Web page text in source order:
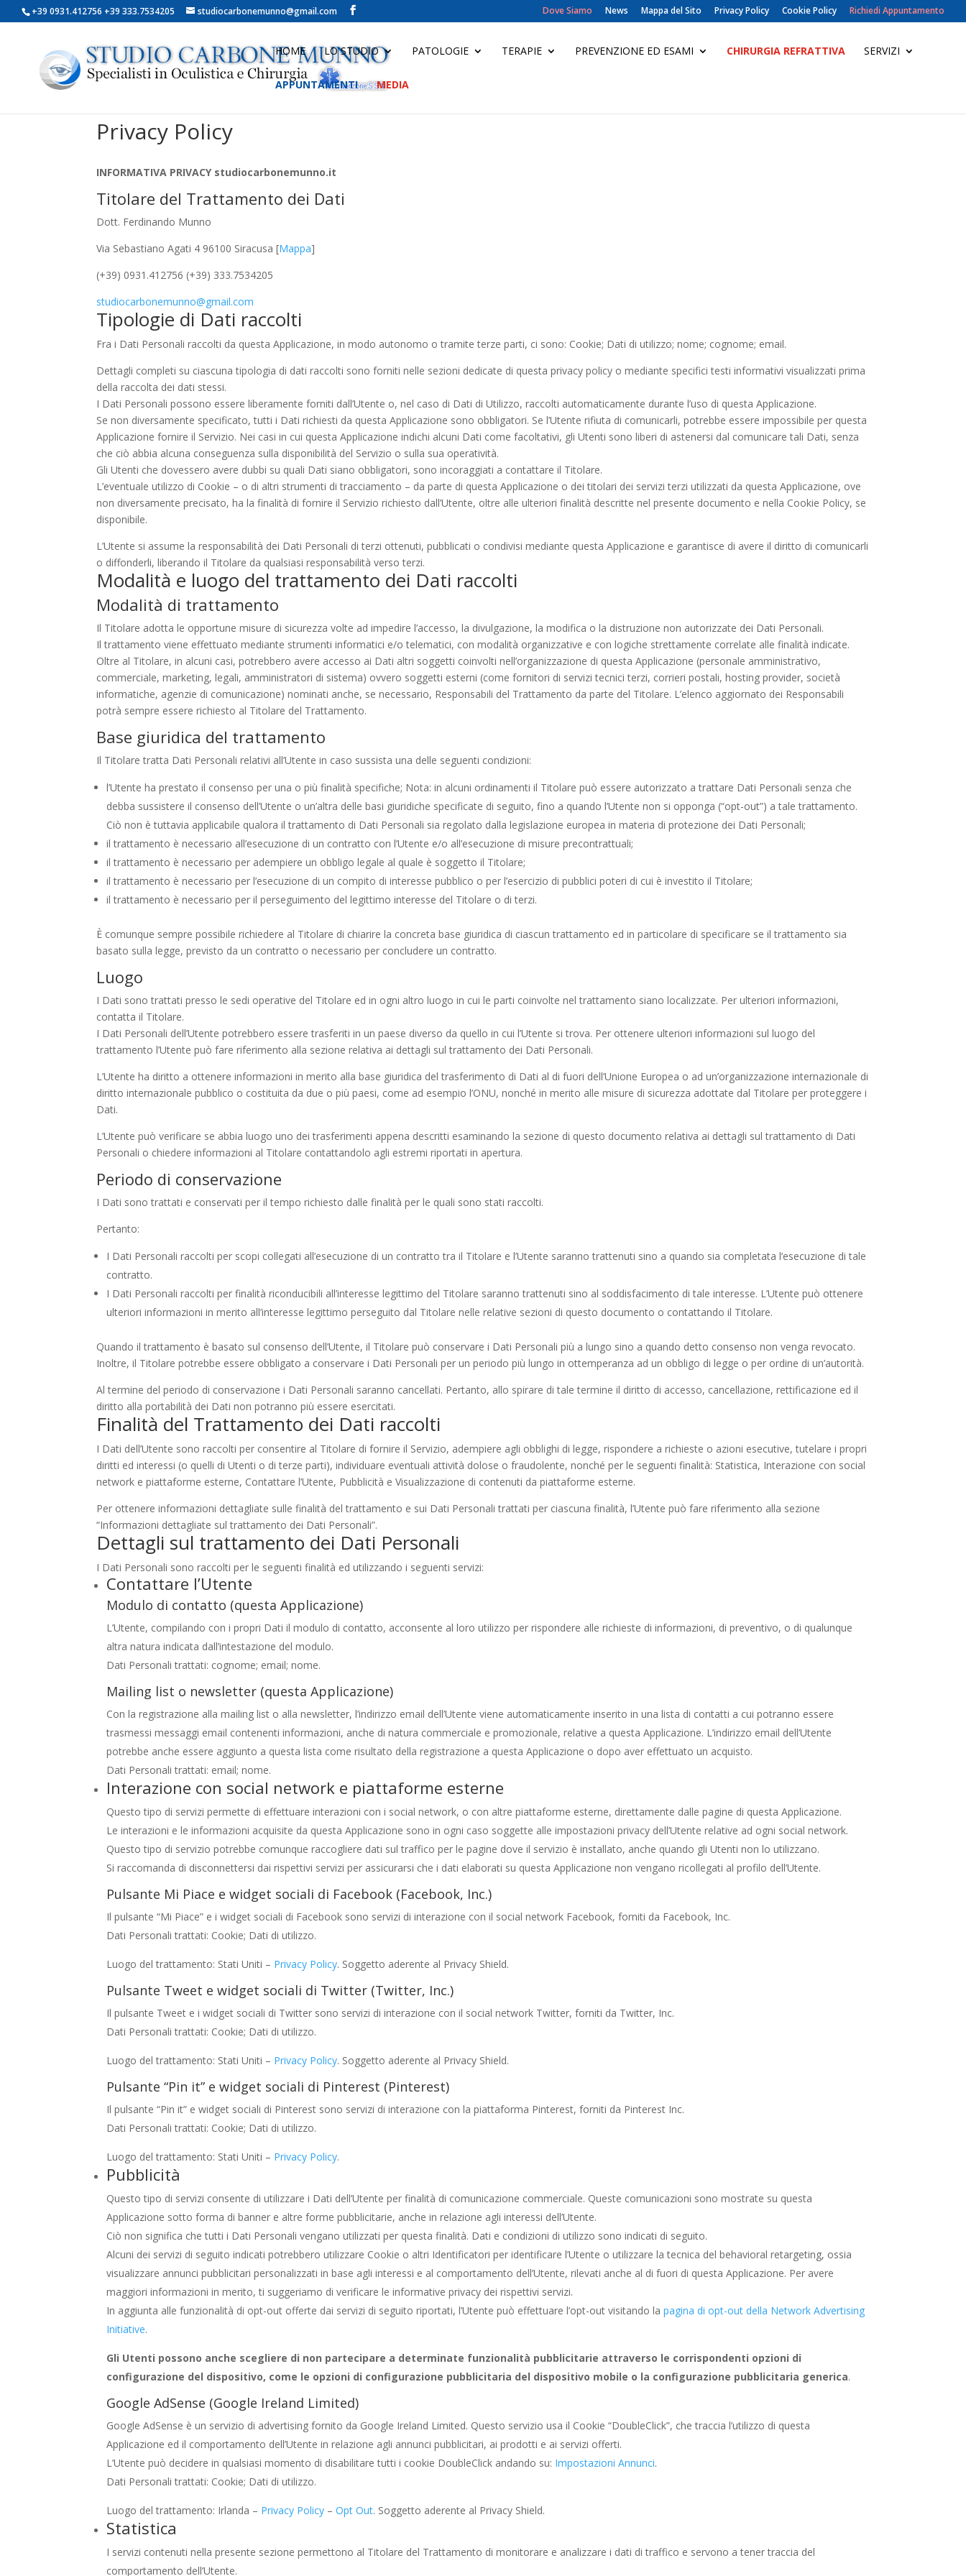
+39 0931.412756 +39 333.7534205 studiocarbonemunno@gmail.com Dove Siamo News Mappa del Sito Privacy Policy Cookie Policy Richiedi Appuntamento
HOME LO STUDIO PATOLOGIE TERAPIE PREVENZIONE ED ESAMI CHIRURGIA REFRATTIVA SERVIZI
APPUNTAMENTI MEDIA
Privacy Policy
INFORMATIVA PRIVACY studiocarbonemunno.it
Titolare del Trattamento dei Dati
Dott. Ferdinando Munno
Via Sebastiano Agati 4 96100 Siracusa [Mappa]
(+39) 0931.412756 (+39) 333.7534205
studiocarbonemunno@gmail.com
Tipologie di Dati raccolti
Fra i Dati Personali raccolti da questa Applicazione, in modo autonomo o tramite terze parti, ci sono: Cookie; Dati di utilizzo; nome; cognome; email.
Dettagli completi su ciascuna tipologia di dati raccolti sono forniti nelle sezioni dedicate di questa privacy policy o mediante specifici testi informativi visualizzati prima
della raccolta dei dati stessi.
I Dati Personali possono essere liberamente forniti dall’Utente o, nel caso di Dati di Utilizzo, raccolti automaticamente durante l’uso di questa Applicazione.
Se non diversamente specificato, tutti i Dati richiesti da questa Applicazione sono obbligatori. Se l’Utente rifiuta di comunicarli, potrebbe essere impossibile per questa
Applicazione fornire il Servizio. Nei casi in cui questa Applicazione indichi alcuni Dati come facoltativi, gli Utenti sono liberi di astenersi dal comunicare tali Dati, senza
che ciò abbia alcuna conseguenza sulla disponibilità del Servizio o sulla sua operatività.
Gli Utenti che dovessero avere dubbi su quali Dati siano obbligatori, sono incoraggiati a contattare il Titolare.
L’eventuale utilizzo di Cookie – o di altri strumenti di tracciamento – da parte di questa Applicazione o dei titolari dei servizi terzi utilizzati da questa Applicazione, ove
non diversamente precisato, ha la finalità di fornire il Servizio richiesto dall’Utente, oltre alle ulteriori finalità descritte nel presente documento e nella Cookie Policy, se
disponibile.
L’Utente si assume la responsabilità dei Dati Personali di terzi ottenuti, pubblicati o condivisi mediante questa Applicazione e garantisce di avere il diritto di comunicarli
o diffonderli, liberando il Titolare da qualsiasi responsabilità verso terzi.
Modalità e luogo del trattamento dei Dati raccolti
Modalità di trattamento
Il Titolare adotta le opportune misure di sicurezza volte ad impedire l’accesso, la divulgazione, la modifica o la distruzione non autorizzate dei Dati Personali.
Il trattamento viene effettuato mediante strumenti informatici e/o telematici, con modalità organizzative e con logiche strettamente correlate alle finalità indicate.
Oltre al Titolare, in alcuni casi, potrebbero avere accesso ai Dati altri soggetti coinvolti nell’organizzazione di questa Applicazione (personale amministrativo,
commerciale, marketing, legali, amministratori di sistema) ovvero soggetti esterni (come fornitori di servizi tecnici terzi, corrieri postali, hosting provider, società
informatiche, agenzie di comunicazione) nominati anche, se necessario, Responsabili del Trattamento da parte del Titolare. L’elenco aggiornato dei Responsabili
potrà sempre essere richiesto al Titolare del Trattamento.
Base giuridica del trattamento
Il Titolare tratta Dati Personali relativi all’Utente in caso sussista una delle seguenti condizioni:
l’Utente ha prestato il consenso per una o più finalità specifiche; Nota: in alcuni ordinamenti il Titolare può essere autorizzato a trattare Dati Personali senza che
debba sussistere il consenso dell’Utente o un’altra delle basi giuridiche specificate di seguito, fino a quando l’Utente non si opponga (“opt-out”) a tale trattamento.
Ciò non è tuttavia applicabile qualora il trattamento di Dati Personali sia regolato dalla legislazione europea in materia di protezione dei Dati Personali;
il trattamento è necessario all’esecuzione di un contratto con l’Utente e/o all’esecuzione di misure precontrattuali;
il trattamento è necessario per adempiere un obbligo legale al quale è soggetto il Titolare;
il trattamento è necessario per l’esecuzione di un compito di interesse pubblico o per l’esercizio di pubblici poteri di cui è investito il Titolare;
il trattamento è necessario per il perseguimento del legittimo interesse del Titolare o di terzi.
È comunque sempre possibile richiedere al Titolare di chiarire la concreta base giuridica di ciascun trattamento ed in particolare di specificare se il trattamento sia
basato sulla legge, previsto da un contratto o necessario per concludere un contratto.
Luogo
I Dati sono trattati presso le sedi operative del Titolare ed in ogni altro luogo in cui le parti coinvolte nel trattamento siano localizzate. Per ulteriori informazioni,
contatta il Titolare.
I Dati Personali dell’Utente potrebbero essere trasferiti in un paese diverso da quello in cui l’Utente si trova. Per ottenere ulteriori informazioni sul luogo del
trattamento l’Utente può fare riferimento alla sezione relativa ai dettagli sul trattamento dei Dati Personali.
L’Utente ha diritto a ottenere informazioni in merito alla base giuridica del trasferimento di Dati al di fuori dell’Unione Europea o ad un’organizzazione internazionale di
diritto internazionale pubblico o costituita da due o più paesi, come ad esempio l’ONU, nonché in merito alle misure di sicurezza adottate dal Titolare per proteggere i
Dati.
L’Utente può verificare se abbia luogo uno dei trasferimenti appena descritti esaminando la sezione di questo documento relativa ai dettagli sul trattamento di Dati
Personali o chiedere informazioni al Titolare contattandolo agli estremi riportati in apertura.
Periodo di conservazione
I Dati sono trattati e conservati per il tempo richiesto dalle finalità per le quali sono stati raccolti.
Pertanto:
I Dati Personali raccolti per scopi collegati all’esecuzione di un contratto tra il Titolare e l’Utente saranno trattenuti sino a quando sia completata l’esecuzione di tale
contratto.
I Dati Personali raccolti per finalità riconducibili all’interesse legittimo del Titolare saranno trattenuti sino al soddisfacimento di tale interesse. L’Utente può ottenere
ulteriori informazioni in merito all’interesse legittimo perseguito dal Titolare nelle relative sezioni di questo documento o contattando il Titolare.
Quando il trattamento è basato sul consenso dell’Utente, il Titolare può conservare i Dati Personali più a lungo sino a quando detto consenso non venga revocato.
Inoltre, il Titolare potrebbe essere obbligato a conservare i Dati Personali per un periodo più lungo in ottemperanza ad un obbligo di legge o per ordine di un’autorità.
Al termine del periodo di conservazione i Dati Personali saranno cancellati. Pertanto, allo spirare di tale termine il diritto di accesso, cancellazione, rettificazione ed il
diritto alla portabilità dei Dati non potranno più essere esercitati.
Finalità del Trattamento dei Dati raccolti
I Dati dell’Utente sono raccolti per consentire al Titolare di fornire il Servizio, adempiere agli obblighi di legge, rispondere a richieste o azioni esecutive, tutelare i propri
diritti ed interessi (o quelli di Utenti o di terze parti), individuare eventuali attività dolose o fraudolente, nonché per le seguenti finalità: Statistica, Interazione con social
network e piattaforme esterne, Contattare l’Utente, Pubblicità e Visualizzazione di contenuti da piattaforme esterne.
Per ottenere informazioni dettagliate sulle finalità del trattamento e sui Dati Personali trattati per ciascuna finalità, l’Utente può fare riferimento alla sezione
“Informazioni dettagliate sul trattamento dei Dati Personali”.
Dettagli sul trattamento dei Dati Personali
I Dati Personali sono raccolti per le seguenti finalità ed utilizzando i seguenti servizi:
Contattare l’Utente
Modulo di contatto (questa Applicazione)
L’Utente, compilando con i propri Dati il modulo di contatto, acconsente al loro utilizzo per rispondere alle richieste di informazioni, di preventivo, o di qualunque
altra natura indicata dall’intestazione del modulo.
Dati Personali trattati: cognome; email; nome.
Mailing list o newsletter (questa Applicazione)
Con la registrazione alla mailing list o alla newsletter, l’indirizzo email dell’Utente viene automaticamente inserito in una lista di contatti a cui potranno essere
trasmessi messaggi email contenenti informazioni, anche di natura commerciale e promozionale, relative a questa Applicazione. L’indirizzo email dell’Utente
potrebbe anche essere aggiunto a questa lista come risultato della registrazione a questa Applicazione o dopo aver effettuato un acquisto.
Dati Personali trattati: email; nome.
Interazione con social network e piattaforme esterne
Questo tipo di servizi permette di effettuare interazioni con i social network, o con altre piattaforme esterne, direttamente dalle pagine di questa Applicazione.
Le interazioni e le informazioni acquisite da questa Applicazione sono in ogni caso soggette alle impostazioni privacy dell’Utente relative ad ogni social network.
Questo tipo di servizio potrebbe comunque raccogliere dati sul traffico per le pagine dove il servizio è installato, anche quando gli Utenti non lo utilizzano.
Si raccomanda di disconnettersi dai rispettivi servizi per assicurarsi che i dati elaborati su questa Applicazione non vengano ricollegati al profilo dell’Utente.
Pulsante Mi Piace e widget sociali di Facebook (Facebook, Inc.)
Il pulsante “Mi Piace” e i widget sociali di Facebook sono servizi di interazione con il social network Facebook, forniti da Facebook, Inc.
Dati Personali trattati: Cookie; Dati di utilizzo.
Luogo del trattamento: Stati Uniti – Privacy Policy. Soggetto aderente al Privacy Shield.
Pulsante Tweet e widget sociali di Twitter (Twitter, Inc.)
Il pulsante Tweet e i widget sociali di Twitter sono servizi di interazione con il social network Twitter, forniti da Twitter, Inc.
Dati Personali trattati: Cookie; Dati di utilizzo.
Luogo del trattamento: Stati Uniti – Privacy Policy. Soggetto aderente al Privacy Shield.
Pulsante “Pin it” e widget sociali di Pinterest (Pinterest)
Il pulsante “Pin it” e widget sociali di Pinterest sono servizi di interazione con la piattaforma Pinterest, forniti da Pinterest Inc.
Dati Personali trattati: Cookie; Dati di utilizzo.
Luogo del trattamento: Stati Uniti – Privacy Policy.
Pubblicità
Questo tipo di servizi consente di utilizzare i Dati dell’Utente per finalità di comunicazione commerciale. Queste comunicazioni sono mostrate su questa
Applicazione sotto forma di banner e altre forme pubblicitarie, anche in relazione agli interessi dell’Utente.
Ciò non significa che tutti i Dati Personali vengano utilizzati per questa finalità. Dati e condizioni di utilizzo sono indicati di seguito.
Alcuni dei servizi di seguito indicati potrebbero utilizzare Cookie o altri Identificatori per identificare l’Utente o utilizzare la tecnica del behavioral retargeting, ossia
visualizzare annunci pubblicitari personalizzati in base agli interessi e al comportamento dell’Utente, rilevati anche al di fuori di questa Applicazione. Per avere
maggiori informazioni in merito, ti suggeriamo di verificare le informative privacy dei rispettivi servizi.
In aggiunta alle funzionalità di opt-out offerte dai servizi di seguito riportati, l’Utente può effettuare l’opt-out visitando lapagina di opt-out della Network Advertising
Initiative.
Gli Utenti possono anche scegliere di non partecipare a determinate funzionalità pubblicitarie attraverso le corrispondenti opzioni di
configurazione del dispositivo, come le opzioni di configurazione pubblicitaria del dispositivo mobile o la configurazione pubblicitaria generica.
Google AdSense (Google Ireland Limited)
Google AdSense è un servizio di advertising fornito da Google Ireland Limited. Questo servizio usa il Cookie “DoubleClick”, che traccia l’utilizzo di questa
Applicazione ed il comportamento dell’Utente in relazione agli annunci pubblicitari, ai prodotti e ai servizi offerti.
L’Utente può decidere in qualsiasi momento di disabilitare tutti i cookie DoubleClick andando su: Impostazioni Annunci.
Dati Personali trattati: Cookie; Dati di utilizzo.
Luogo del trattamento: Irlanda – Privacy Policy –Opt Out. Soggetto aderente al Privacy Shield.
Statistica
I servizi contenuti nella presente sezione permettono al Titolare del Trattamento di monitorare e analizzare i dati di traffico e servono a tener traccia del
comportamento dell’Utente.